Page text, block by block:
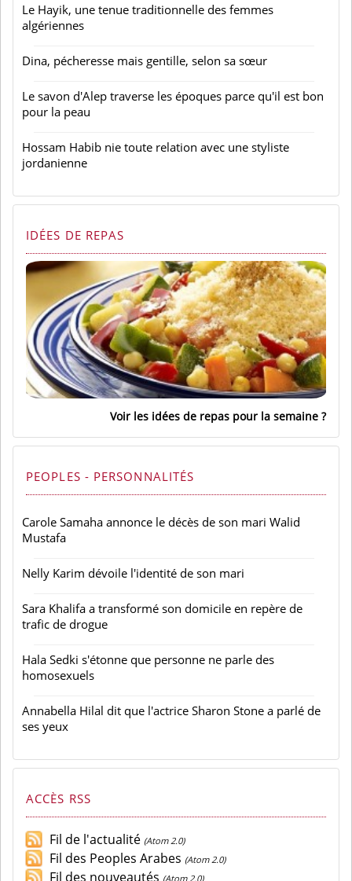
Le Hayik, une tenue traditionnelle des femmes
algériennes
Dina, pécheresse mais gentille, selon sa sœur
Le savon d'Alep traverse les époques parce qu'il est bon
pour la peau
Hossam Habib nie toute relation avec une styliste
jordanienne
IDÉES DE REPAS
Voir les idées de repas pour la semaine
PEOPLES - PERSONNALITÉS
Carole Samaha annonce le décès de son mari Walid
Mustafa
Nelly Karim dévoile l'identité de son mari
Sara Khalifa a transformé son domicile en repère de
trafic de drogue
Hala Sedki s'étonne que personne ne parle des
homosexuels
Annabella Hilal dit que l'actrice Sharon Stone a parlé de
ses yeux
ACCÈS RSS
Fil de l'actualité (Atom 2.0)
Fil des Peoples Arabes (Atom 2.0)
Fil des nouveautés (Atom 2.0)